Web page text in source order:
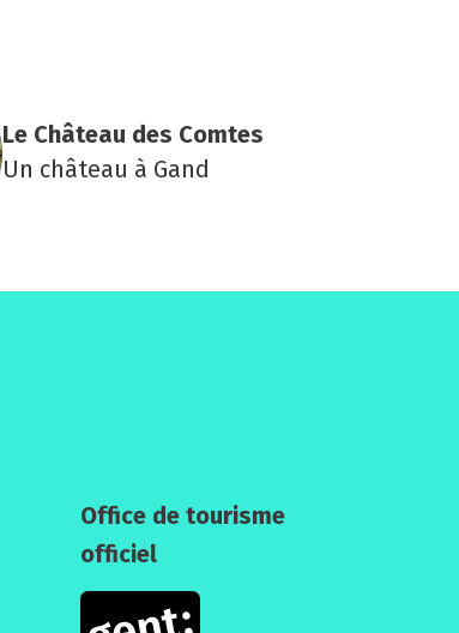
Le Châ­teau des Comtes
Un château à Gand
Office de tourisme
officiel